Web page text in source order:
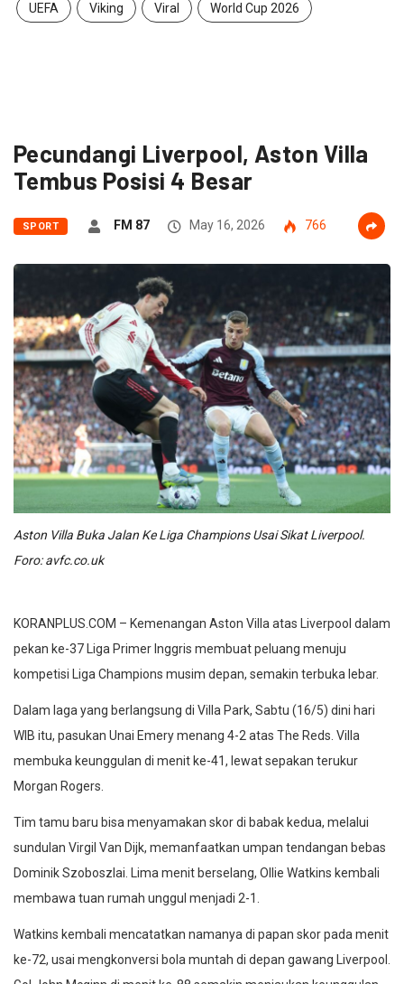
UEFA Viking Viral World Cup 2026
Pecundangi Liverpool, Aston Villa
Tembus Posisi 4 Besar
SPORT FM 87 May 16, 2026 766
Aston Villa Buka Jalan Ke Liga Champions Usai Sikat Liverpool.
Foro: avfc.co.uk
KORANPLUS.COM – Kemenangan Aston Villa atas Liverpool dalam
pekan ke-37 Liga Primer Inggris membuat peluang menuju
kompetisi Liga Champions musim depan, semakin terbuka lebar.
Dalam laga yang berlangsung di Villa Park, Sabtu (16/5) dini hari
WIB itu, pasukan Unai Emery menang 4-2 atas The Reds. Villa
membuka keunggulan di menit ke-41, lewat sepakan terukur
Morgan Rogers.
Tim tamu baru bisa menyamakan skor di babak kedua, melalui
sundulan Virgil Van Dijk, memanfaatkan umpan tendangan bebas
Dominik Szoboszlai. Lima menit berselang, Ollie Watkins kembali
membawa tuan rumah unggul menjadi 2-1.
Watkins kembali mencatatkan namanya di papan skor pada menit
ke-72, usai mengkonversi bola muntah di depan gawang Liverpool.